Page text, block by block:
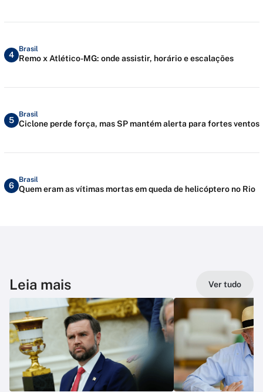
4
Brasil
Remo x Atlético-MG: onde assistir, horário e escalações
5
Brasil
Ciclone perde força, mas SP mantém alerta para fortes ventos
6
Brasil
Quem eram as vítimas mortas em queda de helicóptero no Rio
Leia mais Ver tudo